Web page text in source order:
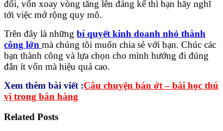
đối, vốn xoay vòng tăng lên đáng kể thì bạn hãy nghĩ
tới việc mở rộng quy mô.
Trên đây là những bí quyết kinh doanh nhỏ thành
công lớn mà chúng tôi muốn chia sẻ với bạn. Chúc các
bạn thành công và lựa chọn cho mình hướng đi đúng
đắn ít vốn mà hiệu quả cao.
Xem thêm bài viết :Câu chuyện bán ớt – bài học thú
vị trong bán hàng
Related Posts